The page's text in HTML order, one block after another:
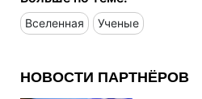
Вселенная Ученые